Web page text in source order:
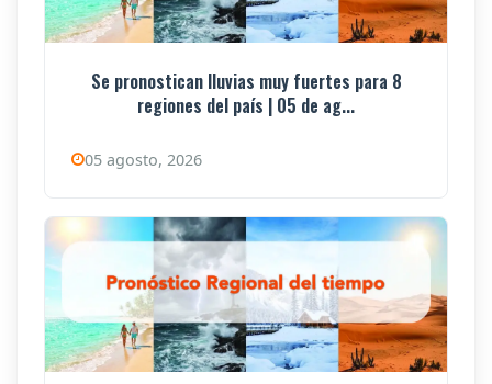
Se pronostican lluvias muy fuertes para 8
regiones del país | 05 de ag...
05 agosto, 2026